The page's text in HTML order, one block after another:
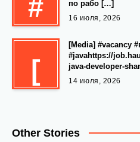
#
по рабо […]
16 июля, 2026
[
[Media] #vacancy
#javahttps://
java-developer-
14 июля, 2026
Other Stories